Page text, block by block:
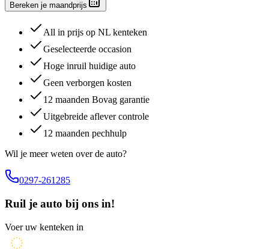
Bereken je maandprijs
All in prijs op NL kenteken
Geselecteerde occasion
Hoge inruil huidige auto
Geen verborgen kosten
12 maanden Bovag garantie
Uitgebreide aflever controle
12 maanden pechhulp
Wil je meer weten over de auto?
0297-261285
Ruil je auto bij ons in!
Voer uw kenteken in